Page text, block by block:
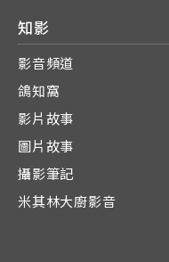
知影
影音頻道
鴿知窩
影片故事
圖片故事
攝影筆記
米其林大廚影音